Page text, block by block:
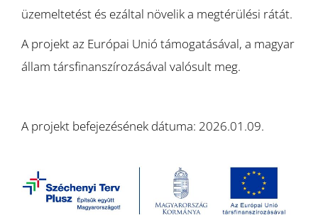
üzemeltetést és ezáltal növelik a megtérülési rátát.
A projekt az Európai Unió támogatásával, a magyar
állam társfinanszírozásával valósult meg.
A projekt befejezésének dátuma: 2026.01.09.